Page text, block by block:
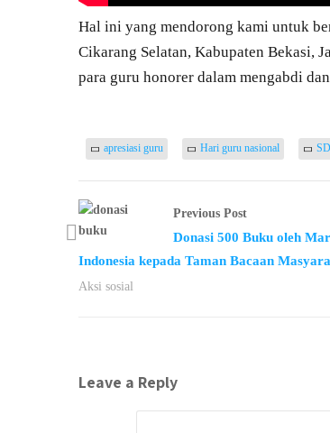
Hal ini yang mendorong kami untuk
Cikarang Selatan, Kabupaten Bekasi,
para guru honorer dalam mengabdi
apresiasi guru Hari guru nasional
Previous Post
Donasi 500 Buku oleh
Indonesia kepada Taman Bacaan
Aksi sosial
Leave a Reply